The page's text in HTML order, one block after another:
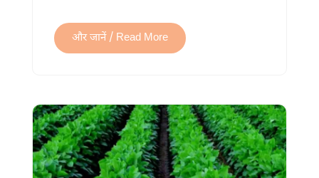
पूरी
जानकारी
में
और जानें / Read More